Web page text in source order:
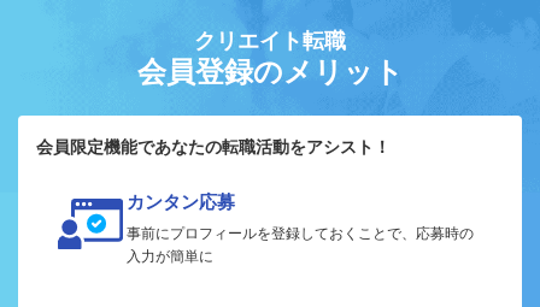
クリエイト転職
会員登録のメリット
会員限定機能であなたの転職活動をアシスト！
カンタン応募
事前にプロフィールを登録しておくことで、応募時の
入力が簡単に